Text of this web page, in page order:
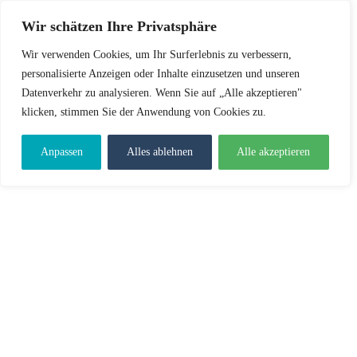
Wir schätzen Ihre Privatsphäre
Wir verwenden Cookies, um Ihr Surferlebnis zu verbessern,
personalisierte Anzeigen oder Inhalte einzusetzen und unseren
Datenverkehr zu analysieren. Wenn Sie auf „Alle akzeptieren"
klicken, stimmen Sie der Anwendung von Cookies zu.
Anpassen Alles ablehnen Alle akzeptieren